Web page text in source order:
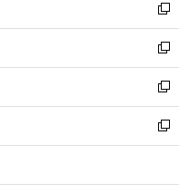
く
で
開
く
ド
ウ
で
開
く
ィ
ン
ド
ウ
で
開
く
い
ウ
ィ
ン
ド
ウ
で
開
新
し
い
ウ
ィ
ン
ド
ウ
開
新
し
い
ウ
ィ
ン
ウ
新
し
い
ウ
ン
新
し
ウ